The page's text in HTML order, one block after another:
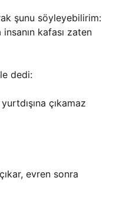
şunu söyleyebilirim:
kafası zaten
dedi:
çıkamaz
evren sonra